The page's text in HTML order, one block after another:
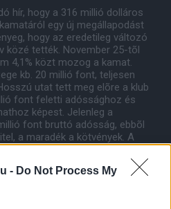
- Do Not Process My
hír, hogy a 316 millió dolláros
egy új megállapodást
hogy az eredetileg változó
közé tették. November 25-tõl
4,1% közt mozog a kamat.
kb. 20 millió font, teljesen
utat tett meg elõre a klub
font feletti adóssághoz és
képest. Jelenleg a
font bruttó adósság, ebbõl
a maradék a kötvények. A
a kötvényeké 8,375%. A font-
ellen pedig a dollár
A jövõben további
csökkenteni az adósságot.